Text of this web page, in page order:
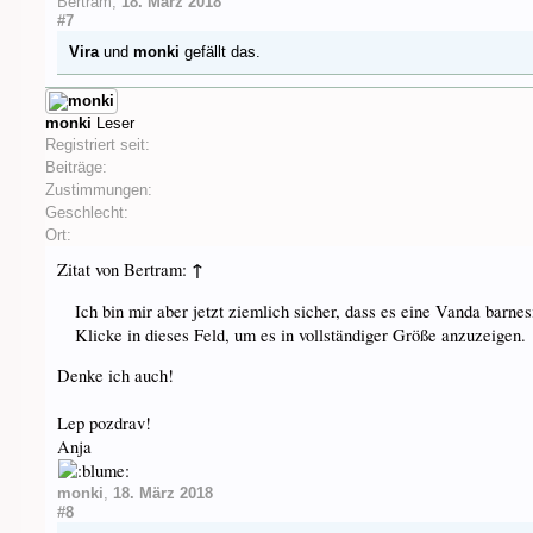
#7
Viraundmonki gefällt das.
monki Leser
Registriert seit:
Beiträge:
Zustimmungen:
Geschlecht:
Ort:
Zitat von Bertram: ↑
Ich bin mir aber jetzt ziemlich sicher, dass es eine Vanda
Klicke in dieses Feld, um es in vollständiger Größe anzuzeigen.
Denke ich auch!
Lep pozdrav!
Anja
monki, 18. März 2018
#8